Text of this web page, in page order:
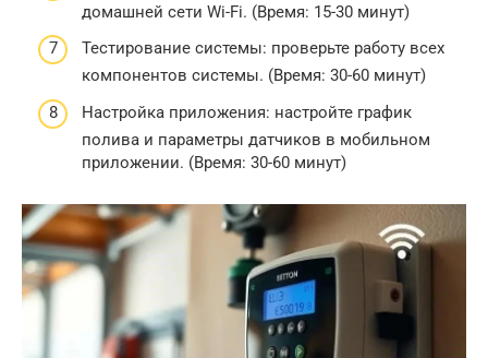
домашней сети Wi-Fi. (Время: 15-30 минут)
Тестирование системы: проверьте работу всех
компонентов системы. (Время: 30-60 минут)
Настройка приложения: настройте график
полива и параметры датчиков в мобильном
приложении. (Время: 30-60 минут)